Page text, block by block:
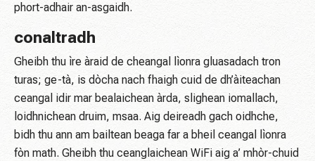
phort-adhair an-asgaidh.
conaltradh
Gheibh thu ìre àraid de cheangal lìonra gluasadach tron ​​
turas; ge-tà, is dòcha nach fhaigh cuid de dh’àiteachan
ceangal idir mar bealaichean àrda, slighean iomallach,
loidhnichean druim, msaa. Aig deireadh gach oidhche,
bidh thu ann am bailtean beaga far a bheil ceangal lìonra
fòn math. Gheibh thu ceanglaichean WiFi aig a’ mhòr-chuid